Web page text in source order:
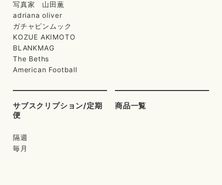
写真家 山田薫
adriana oliver
ガチャピンムック
KOZUE AKIMOTO
BLANKMAG
The Beths
American Football
サブスクリプション/定期
便
隔週
毎月
商品一覧